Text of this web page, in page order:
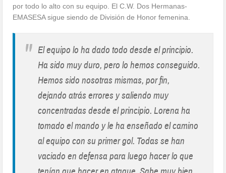
por todo lo alto con su equipo. El C.W. Dos Hermanas-
EMASESA sigue siendo de División de Honor femenina.
" El equipo lo ha dado todo desde el principio.
Ha sido muy duro, pero lo hemos conseguido.
Hemos sido nosotras mismas, por fin,
dejando atrás errores y saliendo muy
concentradas desde el principio. Lorena ha
tomado el mando y le ha enseñado el camino
al equipo con su primer gol. Todas se han
vaciado en defensa para luego hacer lo que